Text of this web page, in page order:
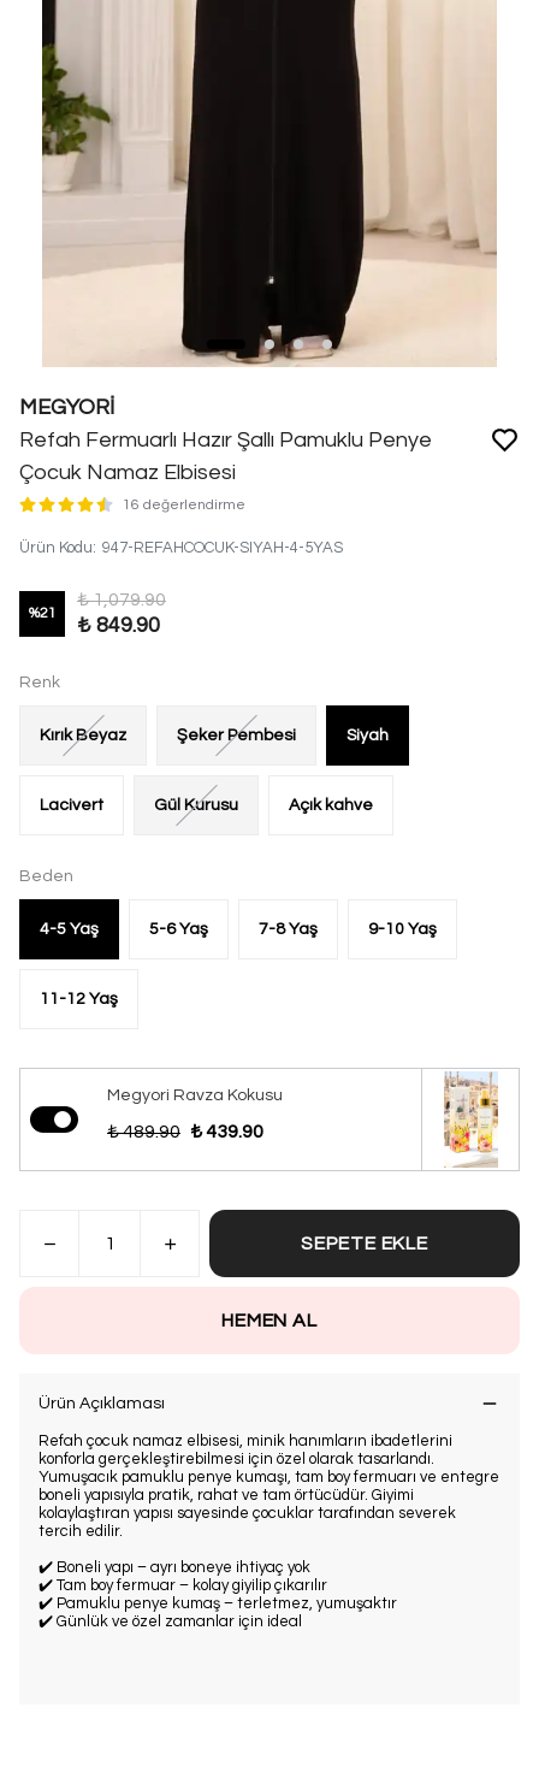
MEGYORİ
Refah Fermuarlı Hazır Şallı Pamuklu Penye
Çocuk Namaz Elbisesi
16 değerlendirme
Ürün Kodu: 947-REFAHCOCUK-SIYAH-4-5YAS
%21
₺ 1,079.90
₺ 849.90
Renk
Kırık Beyaz Şeker Pembesi Siyah
Lacivert Gül Kurusu Açık kahve
Beden
4-5 Yaş 5-6 Yaş 7-8 Yaş 9-10 Yaş
11-12 Yaş
Megyori Ravza Kokusu
₺ 489.90 ₺ 439.90
SEPETE EKLE
HEMEN AL
Ürün Açıklaması
Refah çocuk namaz elbisesi, minik hanımların ibadetlerini
konforla gerçekleştirebilmesi için özel olarak tasarlandı.
Yumuşacık pamuklu penye kumaşı, tam boy fermuarı ve entegre
boneli yapısıyla pratik, rahat ve tam örtücüdür. Giyimi
kolaylaştıran yapısı sayesinde çocuklar tarafından severek
tercih edilir.
✔️ Boneli yapı – ayrı boneye ihtiyaç yok
✔️ Tam boy fermuar – kolay giyilip çıkarılır
✔️ Pamuklu penye kumaş – terletmez, yumuşaktır
✔️ Günlük ve özel zamanlar için ideal